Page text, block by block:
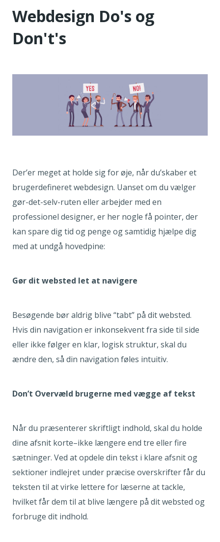
Webdesign Do's og
Don't's
Der’er meget at holde sig for øje, når du’skaber et
brugerdefineret webdesign. Uanset om du vælger
gør-det-selv-ruten eller arbejder med en
professionel designer, er her nogle få pointer, der
kan spare dig tid og penge og samtidig hjælpe dig
med at undgå hovedpine:
Gør dit websted let at navigere
Besøgende bør aldrig blive “tabt” på dit websted.
Hvis din navigation er inkonsekvent fra side til side
eller ikke følger en klar, logisk struktur, skal du
ændre den, så din navigation føles intuitiv.
Don’t Overvæld brugerne med vægge af tekst
Når du præsenterer skriftligt indhold, skal du holde
dine afsnit korte–ikke længere end tre eller fire
sætninger. Ved at opdele din tekst i klare afsnit og
sektioner indlejret under præcise overskrifter får du
teksten til at virke lettere for læserne at tackle,
hvilket får dem til at blive længere på dit websted og
forbruge dit indhold.